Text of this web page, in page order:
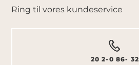
Ring til vores kundeservice
20 2-0 86- 32